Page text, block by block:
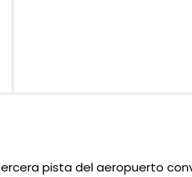
pista del aeropuerto